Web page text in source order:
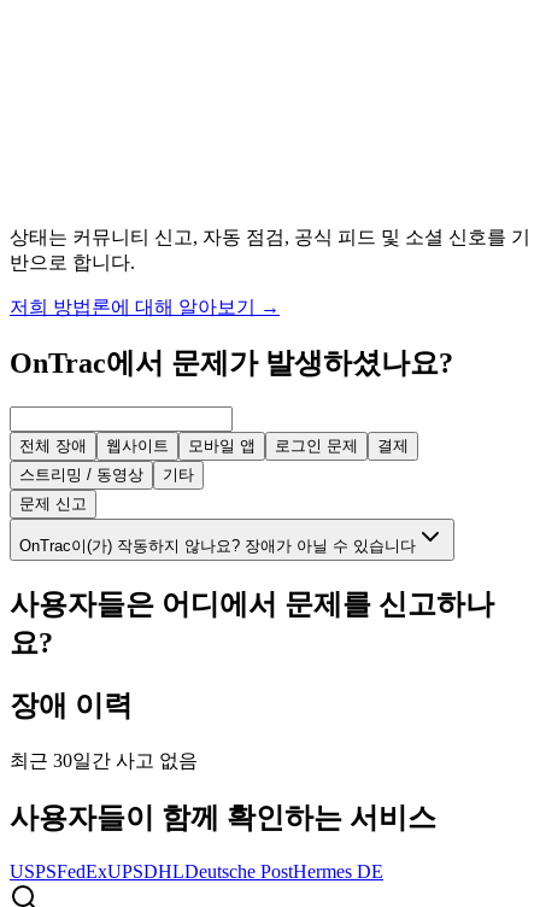
상태는 커뮤니티 신고, 자동 점검, 공식 피드 및 소셜 신호를 기
반으로 합니다.
저희 방법론에 대해 알아보기 →
OnTrac에서 문제가 발생하셨나요?
전체 장애 웹사이트 모바일 앱 로그인 문제
결제
스트리밍 / 동영상
기타
문제 신고
OnTrac이(가) 작동하지 않나요? 장애가 아닐 수 있습니다
사용자들은 어디에서 문제를 신고하나
요?
장애 이력
최근 30일간 사고 없음
사용자들이 함께 확인하는 서비스
USPSFedExUPSDHLDeutsche PostHermes DE